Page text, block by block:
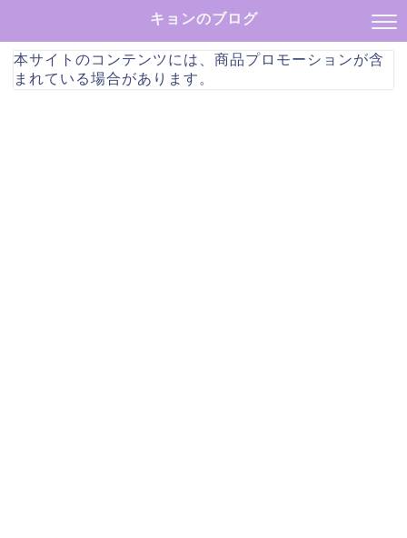
キョンのブログ
本サイトのコンテンツには、商品プロモーションが含
まれている場合があります。